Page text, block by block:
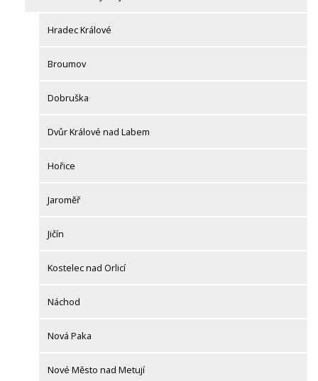
Hradec Králové
Broumov
Dobruška
Dvůr Králové nad Labem
Hořice
Jaroměř
Jičín
Kostelec nad Orlicí
Náchod
Nová Paka
Nové Město nad Metují